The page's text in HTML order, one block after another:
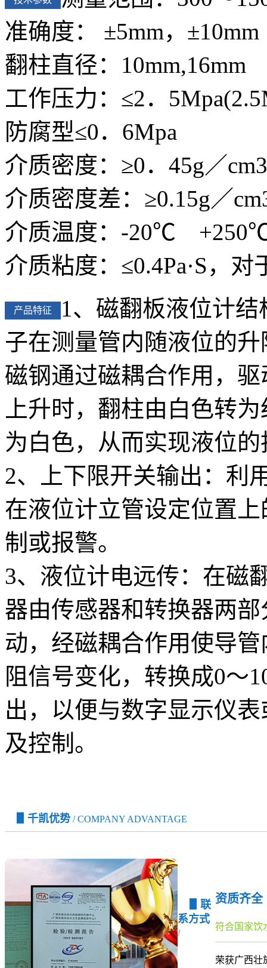
准确度： ±5mm，±10mm
翻柱直径：10mm,16mm
工作压力：≤2．
防腐型≤0．6Mpa
介质密度：≥0．45g／cm3
介质密度差：≥0.15g／
介质温度：-20℃
介质粘度：≤0.4Pa·S，
产品特征
1、磁翻板液位计
子在测量管内随液位的
磁钢通过磁耦合作用，
上升时，翻柱由白色转
为白色，从而实现液位
2、上下限开关输出：利
在液位计立管设定位置
制或报警。
3、液位计电远传：在磁
器由传感器和转换器两
动，经磁耦合作用使导
阻信号变化，转换成0～
出，以便与数字显示仪
及控制。
▋千凯优势 / COMPANY ADVANTAGE
资质齐全
符合国家饮
荣获广西壮
▋联
系方式
/